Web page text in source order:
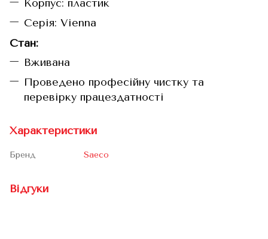
Корпус: пластик
Серія: Vienna
Стан:
Вживана
Проведено професійну чистку та
перевірку працездатності
Характеристики
Бренд Saeco
Відгуки